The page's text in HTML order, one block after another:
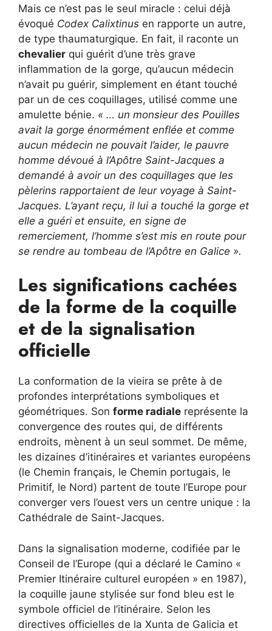
Mais ce n’est pas le seul miracle : celui déjà
évoqué Codex Calixtinus en rapporte un autre,
de type thaumaturgique. En fait, il raconte un
chevalier qui guérit d’une très grave
inflammation de la gorge, qu’aucun médecin
n’avait pu guérir, simplement en étant touché
par un de ces coquillages, utilisé comme une
amulette bénie. « … un monsieur des Pouilles
avait la gorge énormément enflée et comme
aucun médecin ne pouvait l’aider, le pauvre
homme dévoué à l’Apôtre Saint-Jacques a
demandé à avoir un des coquillages que les
pèlerins rapportaient de leur voyage à Saint-
Jacques. L’ayant reçu, il lui a touché la gorge et
elle a guéri et ensuite, en signe de
remerciement, l’homme s’est mis en route pour
se rendre au tombeau de l’Apôtre en Galice ».
Les significations cachées
de la forme de la coquille
et de la signalisation
officielle
La conformation de la vieira se prête à de
profondes interprétations symboliques et
géométriques. Son forme radiale représente la
convergence des routes qui, de différents
endroits, mènent à un seul sommet. De même,
les dizaines d’itinéraires et variantes européens
(le Chemin français, le Chemin portugais, le
Primitif, le Nord) partent de toute l’Europe pour
converger vers l’ouest vers un centre unique : la
Cathédrale de Saint-Jacques.
Dans la signalisation moderne, codifiée par le
Conseil de l’Europe (qui a déclaré le Camino «
Premier Itinéraire culturel européen » en 1987),
la coquille jaune stylisée sur fond bleu est le
symbole officiel de l’itinéraire. Selon les
directives officielles de la Xunta de Galicia et